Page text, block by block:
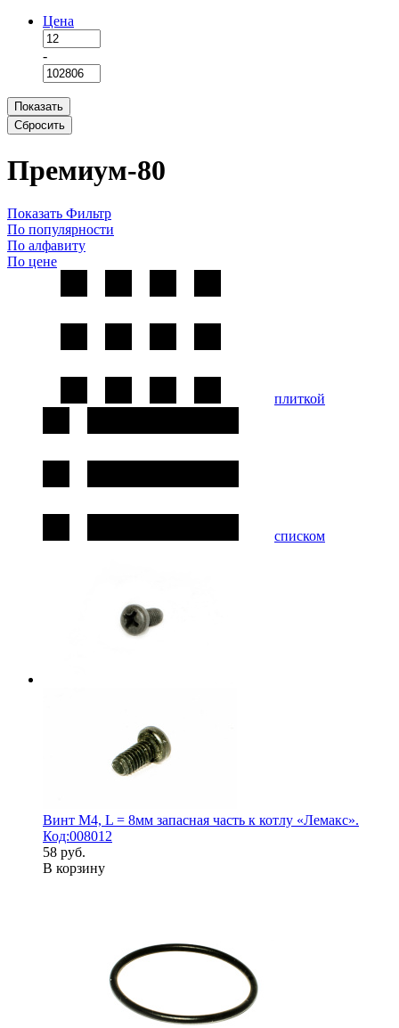
Цена
-
Показать
Сбросить
Премиум-80
Показать Фильтр
По популярности
По алфавиту
По цене
плиткой
списком
Винт М4, L = 8мм запасная часть к котлу «Лемакс».
Код:008012
58 руб.
В корзину